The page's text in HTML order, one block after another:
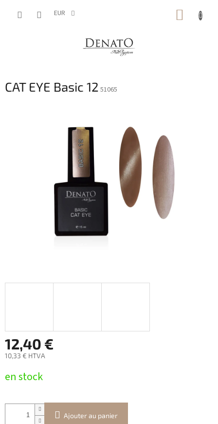
EUR
PANIER
CAT EYE Basic 12 51065
12,40 €
10,33 € HTVA
de
en stock
Ajouter au panier